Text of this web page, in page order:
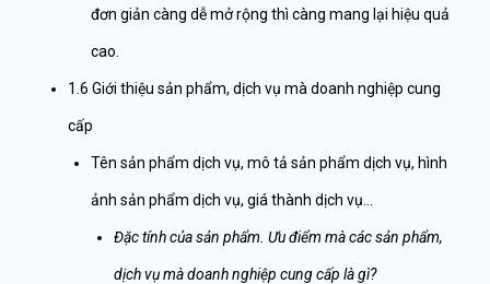
đơn giản càng dễ mở rộng thì càng mang lại hiệu quả
cao.
1.6 Giới thiệu sản phẩm, dịch vụ mà doanh nghiệp cung
cấp
Tên sản phẩm dịch vụ, mô tả sản phẩm dịch vụ, hình
ảnh sản phẩm dịch vụ, giá thành dịch vụ…
Đặc tính của sản phẩm. Ưu điểm mà các sản phẩm,
dịch vụ mà doanh nghiệp cung cấp là gì?